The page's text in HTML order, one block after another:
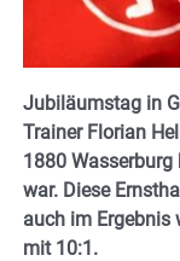
Jubiläumstag in
Trainer Florian
1880
war. Diese
auch im Ergebnis
mit 10:1.